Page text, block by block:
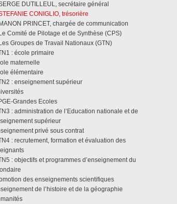
DUTILLEUL, secrétaire général
CONIGLIO, trésorière
MANON PRINCET, chargée de communication
Le Comité de Pilotage et de Synthèse (CPS)
Les Groupes de Travail Nationaux (GTN)
: école primaire
maternelle
élémentaire
: enseignement supérieur
Grandes Ecoles
: administration de l’Education nationale et de
supérieur
privé sous contrat
: recrutement, formation et évaluation des
: objectifs et programmes d’enseignement du
des enseignements scientifiques
de l’histoire et de la géographie